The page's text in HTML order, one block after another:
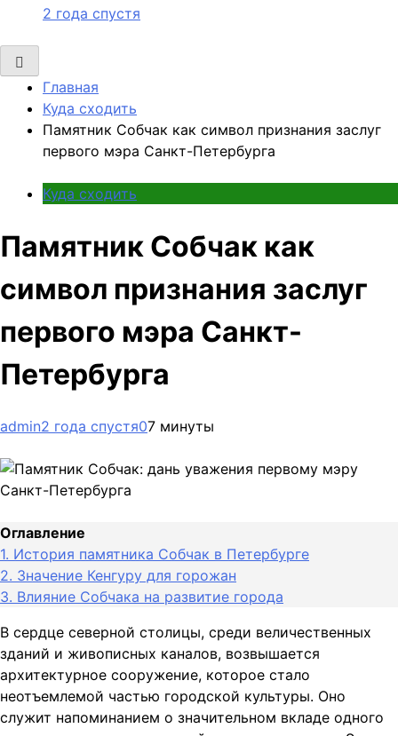
2 года спустя
Главная
Куда сходить
Памятник Собчак как символ признания заслуг
первого мэра Санкт-Петербурга
Куда сходить
Памятник Собчак как
символ признания заслуг
первого мэра Санкт-
Петербурга
admin2 года спустя07 минуты
Оглавление
1. История памятника Собчак в Петербурге
2. Значение Кенгуру для горожан
3. Влияние Собчака на развитие города
В сердце северной столицы, среди величественных
зданий и живописных каналов, возвышается
архитектурное сооружение, которое стало
неотъемлемой частью городской культуры. Оно
служит напоминанием о значительном вкладе одного